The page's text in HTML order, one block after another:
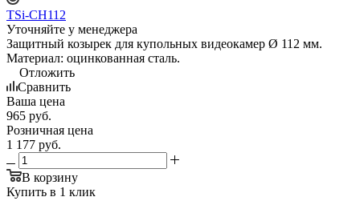
TSi-CH112
Уточняйте у менеджера
Защитный козырек для купольных видеокамер Ø 112 мм.
Материал: оцинкованная сталь.
Отложить
Сравнить
Ваша цена
965 руб.
Розничная цена
1 177 руб.
В корзину
Купить в 1 клик